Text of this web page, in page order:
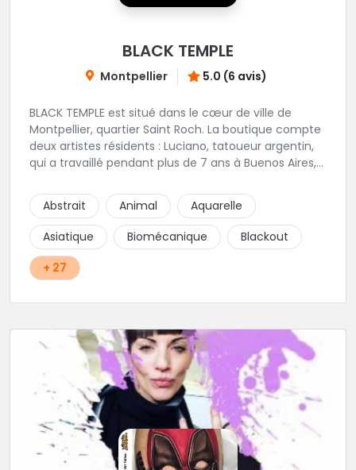
BLACK TEMPLE
Montpellier 5.0 (6 avis)
BLACK TEMPLE est situé dans le cœur de ville de
Montpellier, quartier Saint Roch. La boutique compte
deux artistes résidents : Luciano, tatoueur argentin,
qui a travaillé pendant plus de 7 ans à Buenos Aires,
qui a travaillé dans plusieurs boutiques de la ville
avant de rejoindre notre équipe. La boutique
accueille plusieurs artistes tatoueurs en tant que
guests tout au long de l'année afin de proposer
d'autres styles.
Abstrait Animal
Aquarelle
Asiatique
Biomécanique
Blackout
+ 27